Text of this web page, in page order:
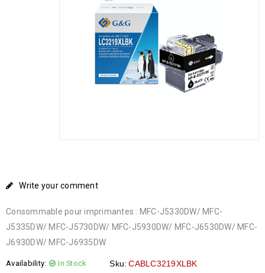
Write your comment
Consommable pour imprimantes : MFC-J5330DW/ MFC-
J5335DW/ MFC-J5730DW/ MFC-J5930DW/ MFC-J6530DW/ MFC-
J6930DW/ MFC-J6935DW
Availability: In Stock Sku: CABLC3219XLBK